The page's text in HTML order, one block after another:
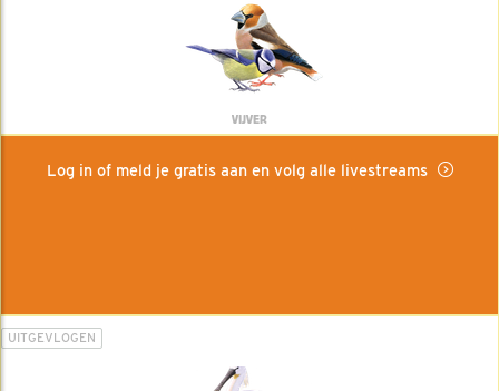
VIJVER
Log in of meld je gratis aan en volg alle livestreams
UITGEVLOGEN